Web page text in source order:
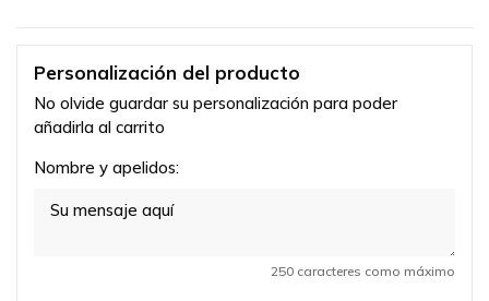
Personalización del producto
No olvide guardar su personalización para poder
añadirla al carrito
Nombre y apelidos:
250 caracteres como máximo